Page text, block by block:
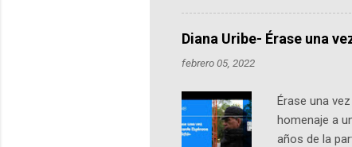
más de 60 ciudades, donde
datos orbitales. En Bogotá,
Diana Uribe- Érase una
febrero 05, 2022
Érase una
homenaje a
años de la